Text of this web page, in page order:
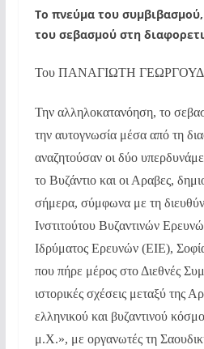
Το πνεύμα του
του σεβασμού στη
Του ΠΑΝΑΓΙΩΤΗ
Την αλληλοκατανόηση, το
την αυτογνωσία μέσα από τη
αναζητούσαν οι δύο
το Βυζάντιο και οι Αραβες,
σήμερα, σύμφωνα με τη
Ινστιτούτου Βυζαντινών
Ιδρύματος Ερευνών (ΕΙΕ),
που πήρε μέρος στο Διεθνές
ιστορικές σχέσεις μεταξύ της
ελληνικού και βυζαντινού
μ.Χ.», με οργανωτές τη